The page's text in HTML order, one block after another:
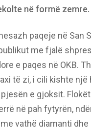
në formë zemre.
paqeje në San
me fjalë
e paqes në OKB.
të zi, i cili kishte një
e gjoksit.
në pah fytyrën,
vathë diamanti dhe